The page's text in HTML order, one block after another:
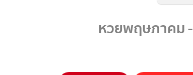
หวยพฤษภาคม